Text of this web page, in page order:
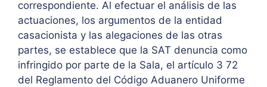
correspondiente. Al efectuar el análisis de las
actuaciones, los argumentos de la entidad
casacionista y las alegaciones de las otras
partes, se establece que la SAT denuncia como
infringido por parte de la Sala, el artículo 3 72
del Reglamento del Código Aduanero Uniforme